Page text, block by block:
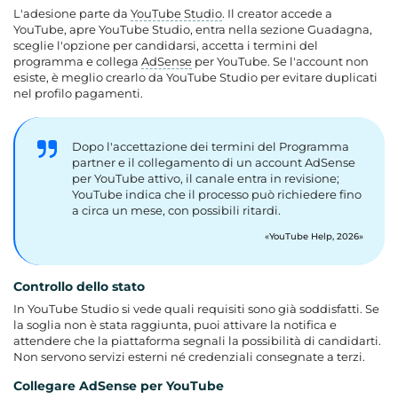
L'adesione parte da YouTube Studio. Il creator accede a
YouTube, apre YouTube Studio, entra nella sezione Guadagna,
sceglie l'opzione per candidarsi, accetta i termini del
programma e collega AdSense per YouTube. Se l'account non
esiste, è meglio crearlo da YouTube Studio per evitare duplicati
nel profilo pagamenti.
Dopo l'accettazione dei termini del Programma
partner e il collegamento di un account AdSense
per YouTube attivo, il canale entra in revisione;
YouTube indica che il processo può richiedere fino
a circa un mese, con possibili ritardi.
YouTube Help, 2026
Controllo dello stato
In YouTube Studio si vede quali requisiti sono già soddisfatti. Se
la soglia non è stata raggiunta, puoi attivare la notifica e
attendere che la piattaforma segnali la possibilità di candidarti.
Non servono servizi esterni né credenziali consegnate a terzi.
Collegare AdSense per YouTube